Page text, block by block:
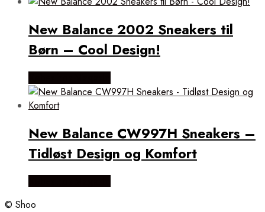
New Balance 2002 Sneakers til
Børn – Cool Design!
New Balance CW997H Sneakers –
Tidløst Design og Komfort
© Shoo